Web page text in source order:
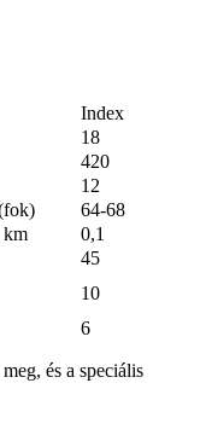
Index
18
420
12
64-68
km
0,1
45
10
6
és a speciális